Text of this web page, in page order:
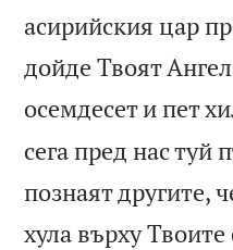
асирийския цар
дойде Твоят
осемдесет и пет
сега пред нас туй
познаят другите,
хула върху